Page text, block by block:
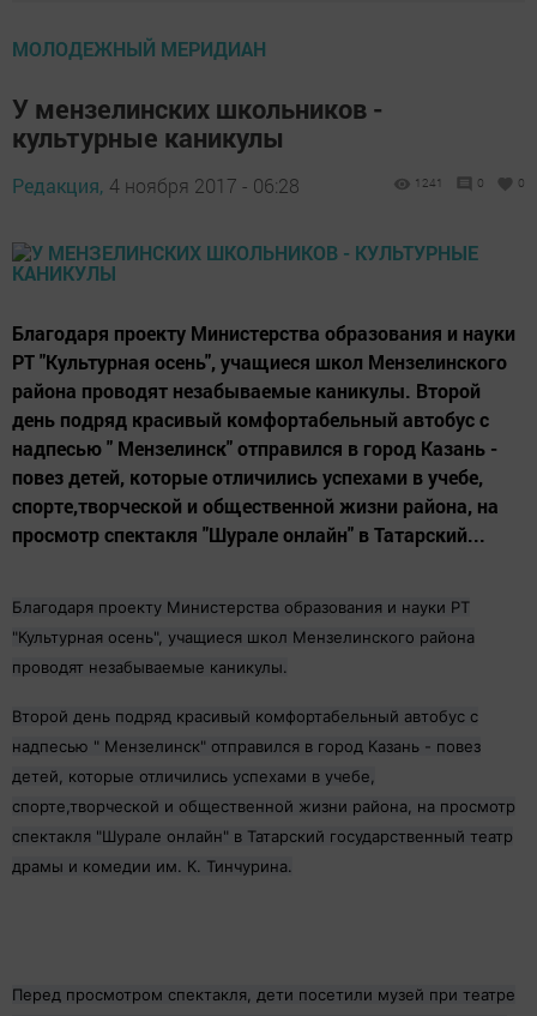
МОЛОДЕЖНЫЙ МЕРИДИАН
У мензелинских школьников -
культурные каникулы
Редакция, 4 ноября 2017 - 06:28 1241 0 0
Благодаря проекту Министерства образования и науки
РТ "Культурная осень", учащиеся школ Мензелинского
района проводят незабываемые каникулы. Второй
день подряд красивый комфортабельный автобус с
надпесью " Мензелинск" отправился в город Казань -
повез детей, которые отличились успехами в учебе,
спорте,творческой и общественной жизни района, на
просмотр спектакля "Шурале онлайн" в Татарский...
Благодаря проекту Министерства образования и науки РТ
"Культурная осень", учащиеся школ Мензелинского района
проводят незабываемые каникулы.
Второй день подряд красивый комфортабельный автобус с
надпесью " Мензелинск" отправился в город Казань - повез
детей, которые отличились успехами в учебе,
спорте,творческой и общественной жизни района, на просмотр
спектакля "Шурале онлайн" в Татарский государственный театр
драмы и комедии им. К. Тинчурина.
Перед просмотром спектакля, дети посетили музей при театре